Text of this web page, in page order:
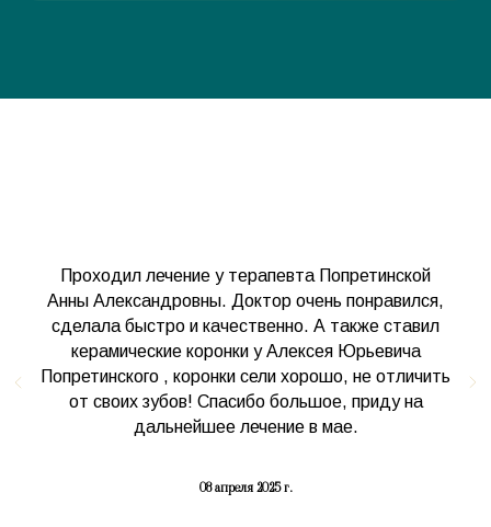
Проходил лечение у терапевта Попретинской
Анны Александровны. Доктор очень понравился,
сделала быстро и качественно. А также ставил
керамические коронки у Алексея Юрьевича
Попретинского , коронки сели хорошо, не отличить
от своих зубов! Спасибо большое, приду на
дальнейшее лечение в мае.
08 апреля 2025 г.